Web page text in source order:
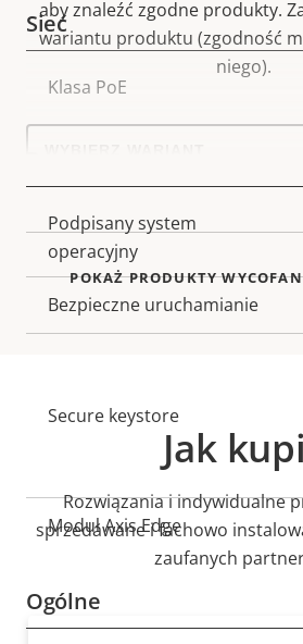
Sieć
Opis
Klasa PoE
Opis
nieruchomości
Podpisany system
operacyjny
Bezpieczne uruchamianie
Secure keystore
Moduł Axis Edge
Ogólne
aby znaleźć zgodne produkty.
wariantu produktu (zgodność
niego).
Select
variant:
POKAŻ PRODUKTY
Jak
Rozwiązania i indywidualne
sprzedawane i fachowo
zaufanych